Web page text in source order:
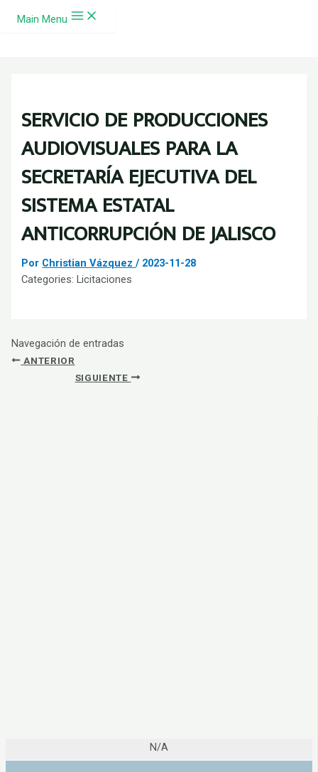
Ir al contenido
Main Menu
SERVICIO DE PRODUCCIONES
AUDIOVISUALES PARA LA
SECRETARÍA EJECUTIVA DEL
SISTEMA ESTATAL
ANTICORRUPCIÓN DE JALISCO
Por Christian Vázquez/ 2023-11-28
Categories:Licitaciones
Navegación de entradas
ANTERIOR
SIGUIENTE
N/A